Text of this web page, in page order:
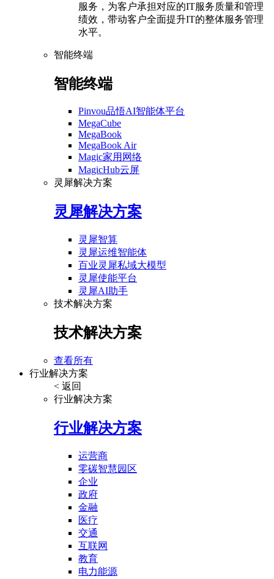
服务，为客户承担对应的IT服务质量和管理
绩效，带动客户全面提升IT的整体服务管理
水平。
智能终端
智能终端
Pinvou品悟AI智能体平台
MegaCube
MegaBook
MegaBook Air
Magic家用网络
MagicHub云屏
灵犀解决方案
灵犀解决方案
灵犀智算
灵犀运维智能体
百业灵犀私域大模型
灵犀使能平台
灵犀AI助手
技术解决方案
技术解决方案
查看所有
行业解决方案
< 返回
行业解决方案
行业解决方案
运营商
零碳智慧园区
企业
政府
金融
医疗
交通
互联网
教育
电力能源